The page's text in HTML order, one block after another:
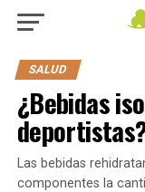
SALUD
¿Bebidas
Las bebidas
componentes la